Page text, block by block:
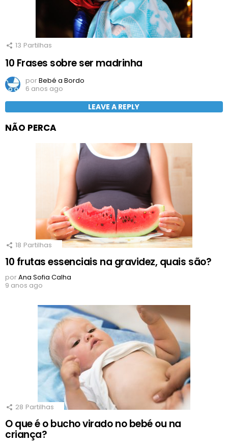
13 Partilhas
10 Frases sobre ser madrinha
porBebé a Bordo
6 anos ago
LEAVE A REPLY
NÃO PERCA
18 Partilhas
10 frutas essenciais na gravidez, quais são?
porAna Sofia Calha
9 anos ago
28 Partilhas
O que é o bucho virado no bebé ou na
criança?